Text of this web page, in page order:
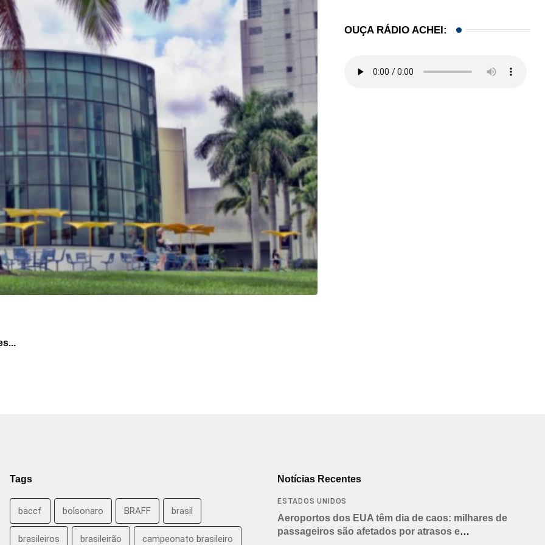
OUÇA RÁDIO ACHEI:
Tags
baccf bolsonaro BRAFF brasil
brasileiros brasileirão campeonato brasileiro
Notícias Recentes
ESTADOS UNIDOS
Aeroportos dos EUA têm dia de caos: milhares de
passageiros são afetados por atrasos e